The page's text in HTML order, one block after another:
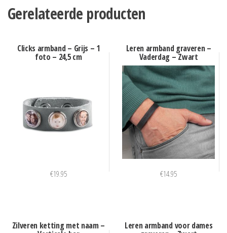
Gerelateerde producten
Clicks armband – Grijs – 1
foto – 24,5 cm
€19.95
Leren armband graveren –
Vaderdag – Zwart
€14.95
Zilveren ketting met naam – Leren armband voor dames